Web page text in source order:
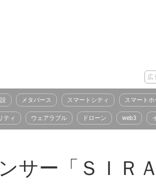
広
メタバース スマートシティ スマートホ
ティ ウェアラブル ドローン web3
サー「ＳＩＲ